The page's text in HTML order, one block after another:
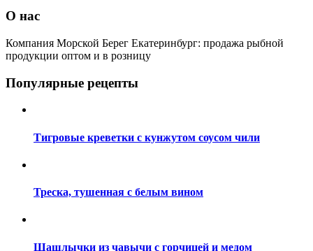
О нас
Компания Морской Берег Екатеринбург: продажа рыбной
продукции оптом и в розницу
Популярные рецепты
Тигровые креветки с кунжутом соусом чили
Треска, тушенная с белым вином
Шашлычки из чавычи с горчицей и медом